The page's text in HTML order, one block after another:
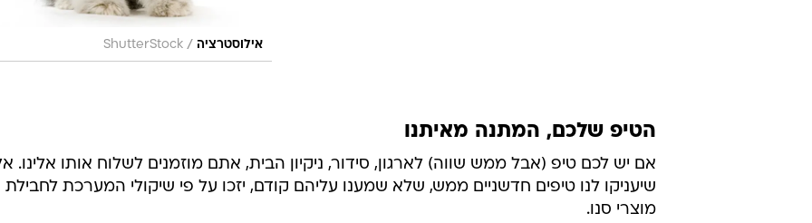
אילוסטרציה /
ShutterStock
הטיפ שלכם, המתנה מאיתנו
אם יש לכם טיפ (אבל ממש שווה) לארגון, סידור, ניקיון הבית, אתם מוזמנים לשלוח אותו אלינו.
שיעניקו לנו טיפים חדשניים ממש, שלא שמענו עליהם קודם, יזכו על פי שיקולי המערכת לחבילת
מוצרי סנו.